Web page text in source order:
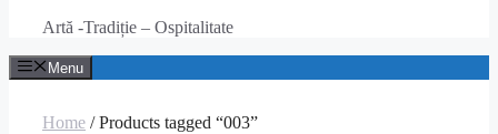
Artă -Tradiție – Ospitalitate
Menu
Home / Products tagged “003”